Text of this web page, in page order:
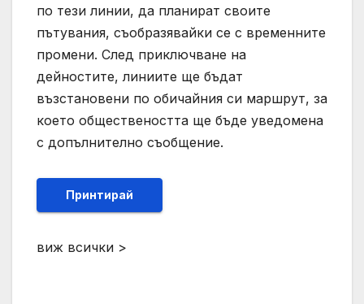
по тези линии, да планират своите
пътувания, съобразявайки се с временните
промени. След приключване на
дейностите, линиите ще бъдат
възстановени по обичайния си маршрут, за
което обществеността ще бъде уведомена
с допълнително съобщение.
Принтирай
виж всички >